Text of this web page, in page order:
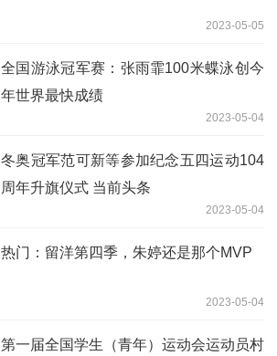
2023-05-05
全国游泳冠军赛：张雨霏100米蝶泳创今
年世界最快成绩
2023-05-04
冬奥冠军范可新等参加纪念五四运动104
周年升旗仪式 当前头条
2023-05-04
热门：留洋第四季，朱婷还是那个MVP
2023-05-04
第一届全国学生（青年）运动会运动员村